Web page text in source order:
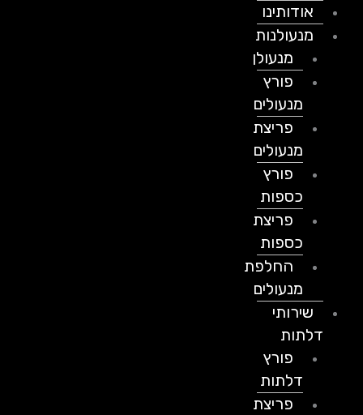
אודותינו
מנעולנות
מנעולן
פורץ
מנעולים
פריצת
מנעולים
פורץ
כספות
פריצת
כספות
החלפת
מנעולים
שירותי
דלתות
פורץ
דלתות
פריצת